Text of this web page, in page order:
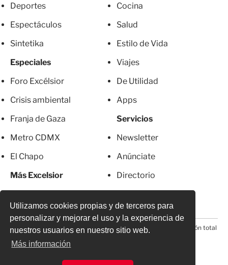
Utilizamos cookies propias y de terceros para
personalizar y mejorar el uso y la experiencia de
nuestros usuarios en nuestro sitio web.
Más información
Deportes
Espectáculos
Sintetika
Especiales
Foro Excélsior
Crisis ambiental
Franja de Gaza
Metro CDMX
El Chapo
Más Excelsior
Cocina
Salud
Estilo de Vida
Viajes
De Utilidad
Apps
Servicios
Newsletter
Anúnciate
Directorio
© 2026 Todos los derechos reservados. Prohibida la reproducción total
o parcial, incluyendo cualquier medio electrónico*